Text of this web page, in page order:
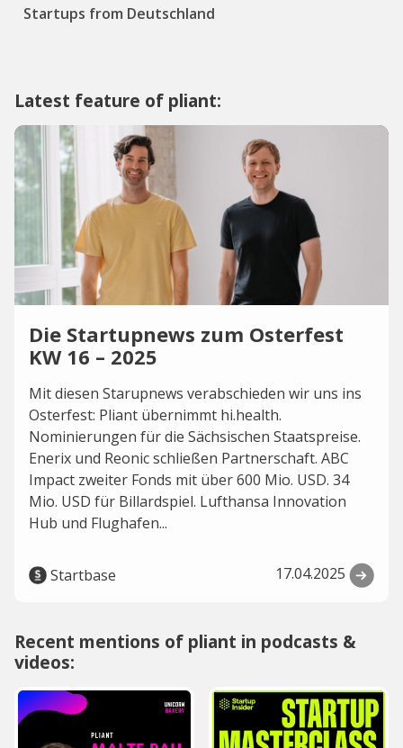
Startups from Deutschland
Latest feature of pliant:
Die Startupnews zum Osterfest
KW 16 – 2025
Mit diesen Starupnews verabschieden wir uns ins
Osterfest: Pliant übernimmt hi.health.
Nominierungen für die Sächsischen Staatspreise.
Enerix und Reonic schließen Partnerschaft. ABC
Impact zweiter Fonds mit über 600 Mio. USD. 34
Mio. USD für Billardspiel. Lufthansa Innovation
Hub und Flughafen...
Startbase 17.04.2025
Recent mentions of pliant in podcasts &
videos: